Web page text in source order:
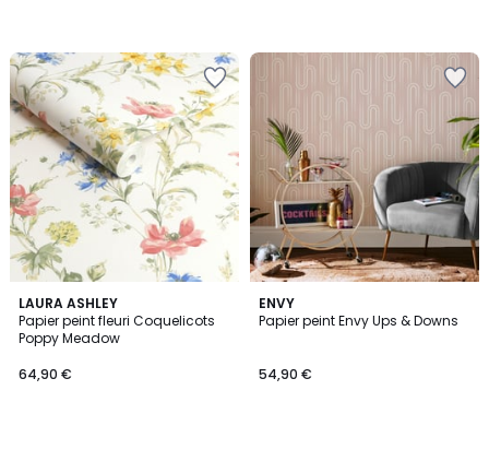
LAURA ASHLEY
Papier peint fleuri Coquelicots
Poppy Meadow
64,90 €
ENVY
Papier peint Envy Ups & Downs
54,90 €